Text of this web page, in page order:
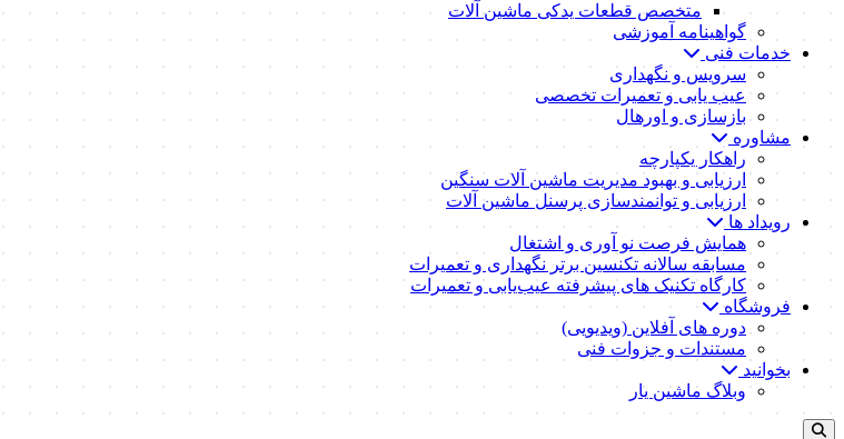
متخصص قطعات یدکی ماشین آلات
گواهینامه آموزشی
خدمات فنی
سرویس و نگهداری
عیب یابی و تعمیرات تخصصی
بازسازی و اورهال
مشاوره
راهکار یکپارچه
ارزیابی و بهبود مدیریت ماشین آلات سنگین
ارزیابی و توانمندسازی پرسنل ماشین آلات
رویداد ها
همایش فرصت نو آوری و اشتغال
مسابقه سالانه تکنسین برتر نگهداری و تعمیرات
کارگاه تکنیک‌ های پیشرفته عیب‌یابی و تعمیرات
فروشگاه
دوره های آفلاین (ویدیویی)
مستندات و جزوات فنی
بخوانید
وبلاگ ماشین یار